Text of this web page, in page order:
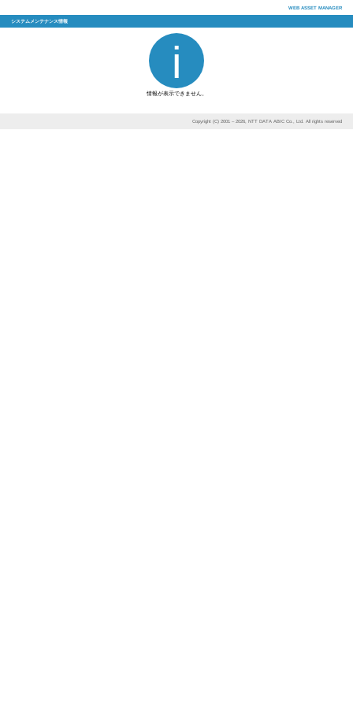
システムメンテナンス情報